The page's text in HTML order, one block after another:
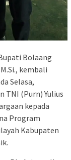
Bolaang
kembali
Selasa,
TNI (Purn) Yulius
kepada
Program
Kabupaten